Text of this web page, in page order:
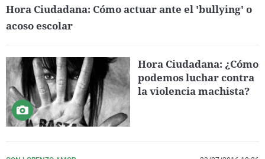
Hora Ciudadana: Cómo actuar ante el 'bullying' o
acoso escolar
Hora Ciudadana: ¿Cómo
podemos luchar contra
la violencia machista?